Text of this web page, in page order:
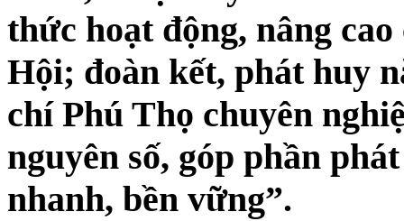
thức hoạt động, nâng
Hội; đoàn kết, phát huy
chí Phú Thọ chuyên
nguyên số, góp phần
nhanh, bền vững”.